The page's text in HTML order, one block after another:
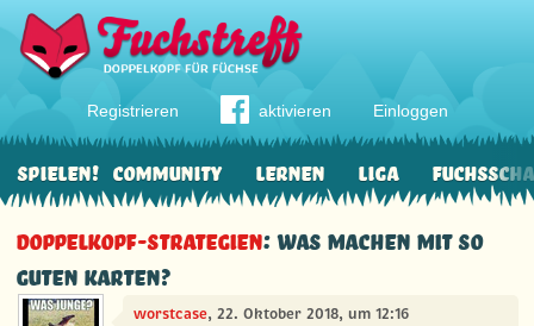
Registrieren aktivieren Einloggen
Community Lernen Liga
Spielen!
Doppelkopf-Strategien: Was machen mit so
guten Karten?
worstcase, 22. Oktober 2018, um 12:16